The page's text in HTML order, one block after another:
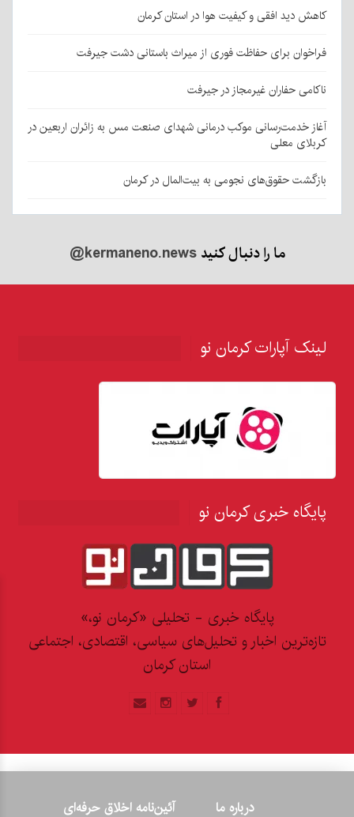
کاهش دید افقی و کیفیت هوا در استان کرمان
فراخوان برای حفاظت فوری از میراث باستانی دشت جیرفت
ناکامی حفاران غیرمجاز در جیرفت
آغاز خدمت‌رسانی موکب درمانی شهدای صنعت مس به زائران اربعین در
کربلای معلی
بازگشت حقوق‌های نجومی به بیت‌المال در کرمان
ما را دنبال کنید@kermaneno.news
لینک آپارات کرمان نو
پایگاه خبری کرمان نو
پایگاه خبری - تحلیلی «کرمان نو،»
تازه‌ترین اخبار و تحلیل‌های سیاسی، اقتصادی، اجتماعی
استان کرمان
درباره ما آئین‌نامه اخلاق حرفه‌ای